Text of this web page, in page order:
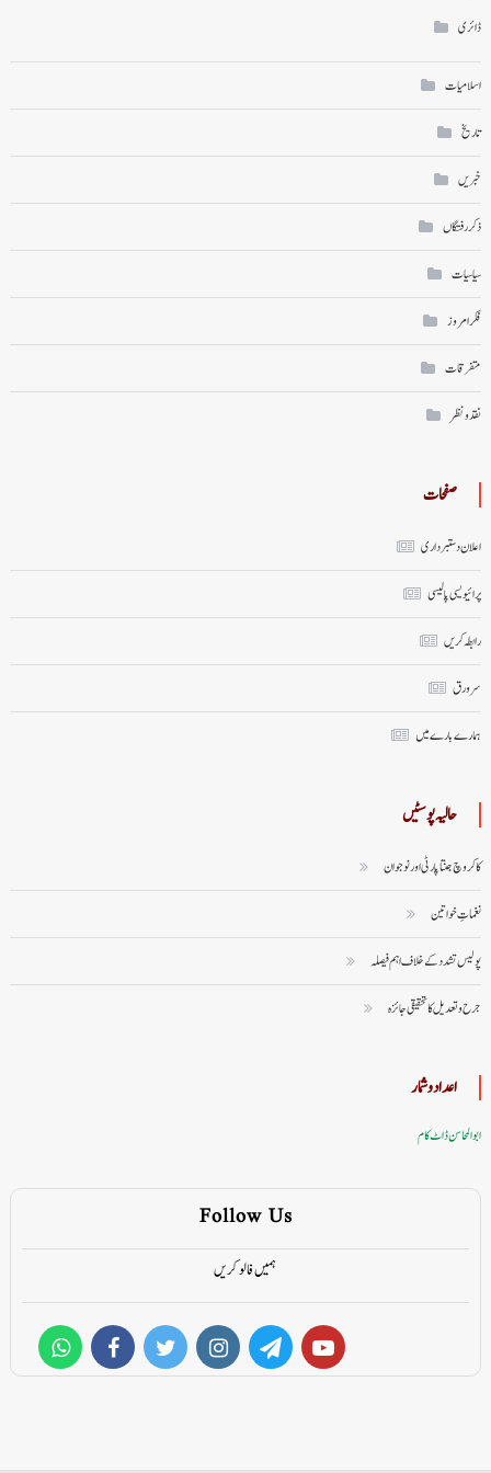
ڈائری
اسلامیات
تاریخ
خبریں
ذکر رفتگاں
سیاسیات
فکر امروز
متفرقات
نقد ونظر
صفحات
اعلان دستبرداری
پرائیویسی پالیسی
رابطہ کریں
سر ورق
ہمارے بارے میں
حالیہ پوسٹیں
کاکروچ جنتا پارٹی اور نوجوان
نغماتِ خواتین
پولیس تشدد کے خلاف اہم فیصلہ
جرح و تعدیل کا تحقیقی جائزہ
اعداد وشمار
ابوالمحاسن ڈاٹ کام
Follow Us
ہمیں فالو کریں